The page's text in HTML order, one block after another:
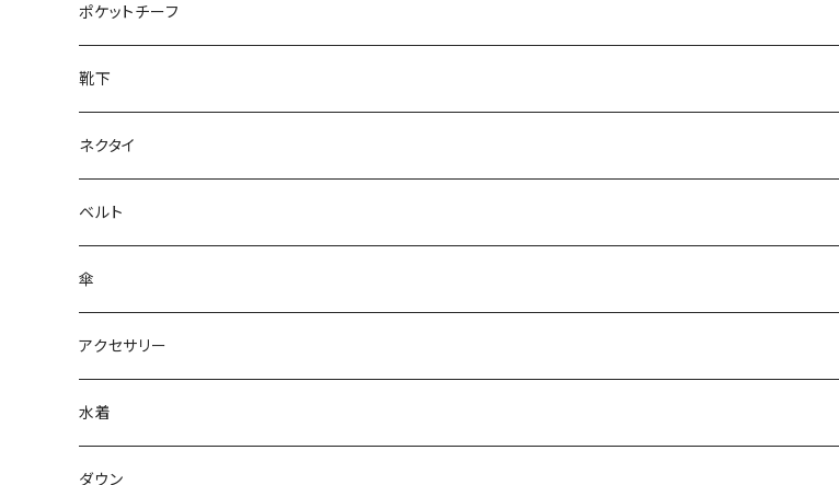
28cm～
ポケットチーフ
靴下
ネクタイ
ベルト
傘
アクセサリー
水着
～44/S
ダウン